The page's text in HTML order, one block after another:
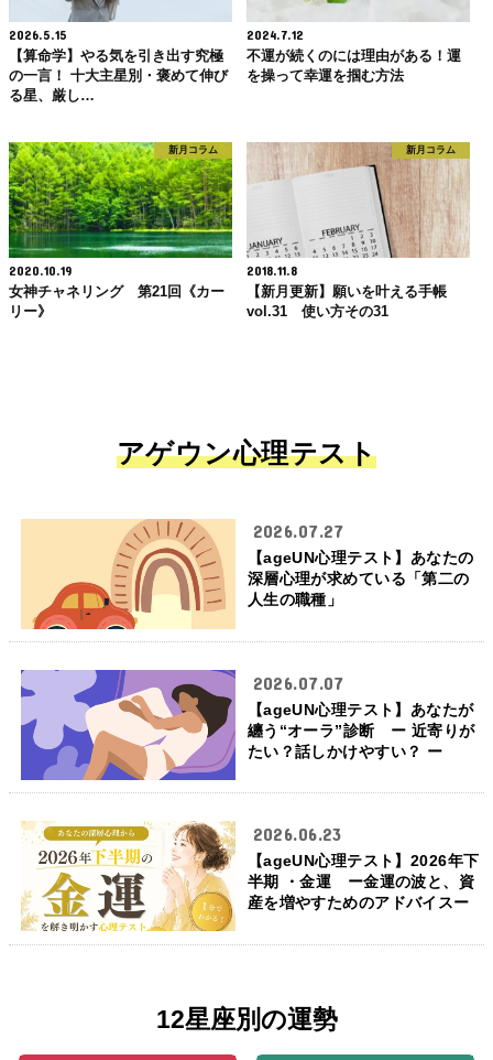
2026.5.15
【算命学】やる気を引き出す究極
の一言！ 十大主星別・褒めて伸び
る星、厳し…
2024.7.12
不運が続くのには理由がある！運
を操って幸運を掴む方法
新月コラム
2020.10.19
女神チャネリング 第21回《カー
リー》
新月コラム
2018.11.8
【新月更新】願いを叶える手帳
vol.31 使い方その31
アゲウン心理テスト
2026.07.27
【ageUN心理テスト】あなたの
深層心理が求めている「第二の
人生の職種」
2026.07.07
【ageUN心理テスト】あなたが
纏う“オーラ”診断 ー 近寄りが
たい？話しかけやすい？ ー
2026.06.23
【ageUN心理テスト】2026年下
半期 ・金運 ー金運の波と、資
産を増やすためのアドバイスー
12星座別の運勢